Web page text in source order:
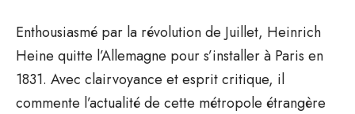
Enthousiasmé par la révolution de Juillet, Heinrich
Heine quitte l’Allemagne pour s’installer à Paris en
1831. Avec clairvoyance et esprit critique, il
commente l’actualité de cette métropole étrangère